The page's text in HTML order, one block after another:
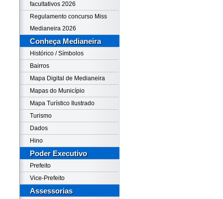
facultativos 2026
Regulamento concurso Miss
Medianeira 2026
Conheça Medianeira
Histórico / Símbolos
Bairros
Mapa Digital de Medianeira
Mapas do Município
Mapa Turístico Ilustrado
Turismo
Dados
Hino
Poder Executivo
Prefeito
Vice-Prefeito
Assessorias